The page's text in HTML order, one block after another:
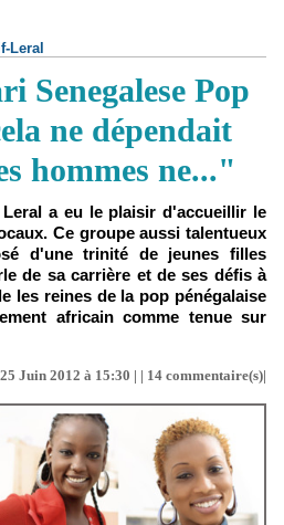
Leral
Senegalese Pop
ne dépendait
hommes ne..."
Leral a eu le plaisir d'accueillir le
Ce groupe aussi talentueux
d'une trinité de jeunes filles
de sa carrière et de ses défis à
les reines de la pop pénégalaise
africain comme tenue sur
Juin 2012 à 15:30 | | 14 commentaire(s)|